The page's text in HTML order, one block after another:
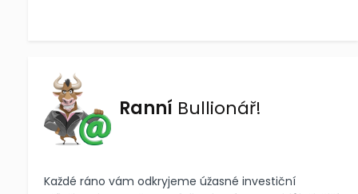
Ranní Bullionář!
Každé ráno vám odkryjeme úžasné investiční